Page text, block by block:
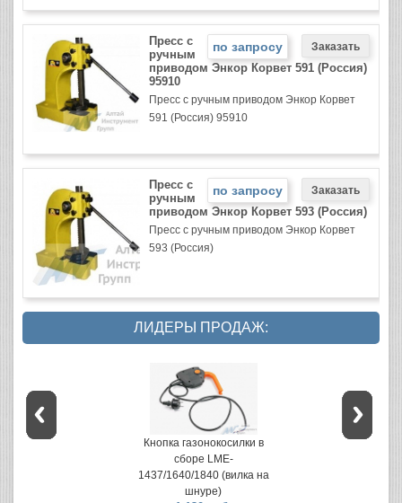
по запросу
Пресс с
ручным
приводом Энкор Корвет 591 (Россия)
95910
Пресс с ручным приводом Энкор Корвет
591 (Россия) 95910
по запросу
Пресс с
ручным
приводом Энкор Корвет 593 (Россия)
Пресс с ручным приводом Энкор Корвет
593 (Россия)
ЛИДЕРЫ ПРОДАЖ:
Кнопка газонокосилки в
сборе LME-
1437/1640/1840 (вилка на
шнуре)